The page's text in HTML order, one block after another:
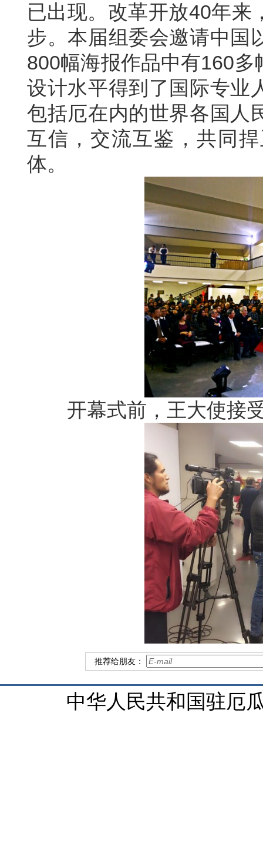
已出现。改革开放40年来
步。本届组委会邀请中国
800幅海报作品中有160
设计水平得到了国际专业
包括厄在内的世界各国人
互信，交流互鉴，共同
体。
开幕式前，王大使接受
推荐给朋友：
中华人民共和国驻厄